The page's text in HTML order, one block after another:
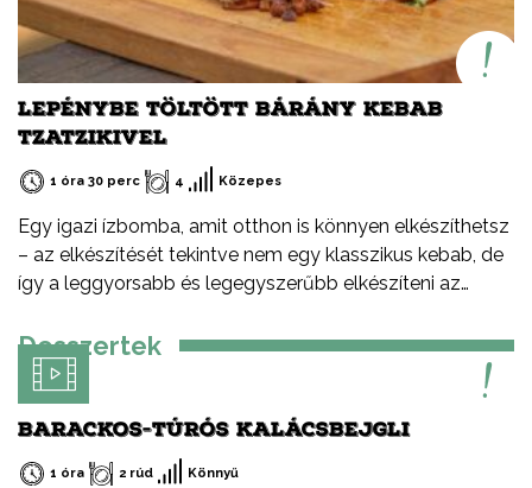
LEPÉNYBE TÖLTÖTT BÁRÁNY KEBAB
TZATZIKIVEL
1 óra 30 perc 4 Közepes
Egy igazi ízbomba, amit otthon is könnyen elkészíthetsz
– az elkészítését tekintve nem egy klasszikus kebab, de
így a leggyorsabb és legegyszerűbb elkészíteni az
érdemes bárányhúst választani? Kiváló minőségű,
tápanyagban gazdag vörös hús. Magas vas-, cink- és B-
vitamin-tartalmú. Gazdag íze és lágy textúrája
különlegessé teszi az ételeket. Prémium alapanyag,
amely az egyik legfenntarthatóbb forrásból származik.
Desszertek
BARACKOS-TÚRÓS KALÁCSBEJGLI
1 óra 2 rúd Könnyű